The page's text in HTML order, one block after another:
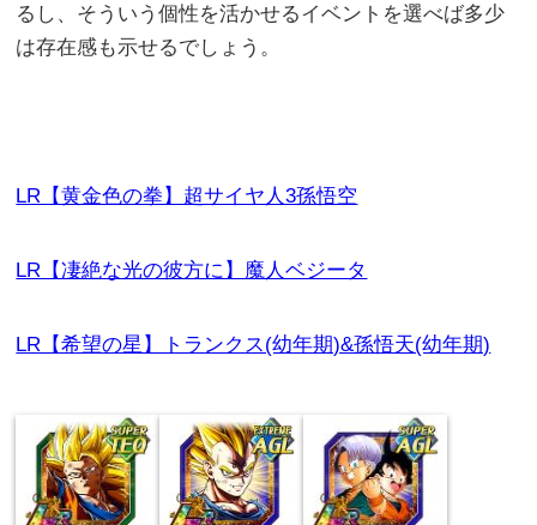
るし、そういう個性を活かせるイベントを選べば多少
は存在感も示せるでしょう。
LR【黄金色の拳】超サイヤ人3孫悟空
LR【凄絶な光の彼方に】魔人ベジータ
LR【希望の星】トランクス(幼年期)&孫悟天(幼年期)